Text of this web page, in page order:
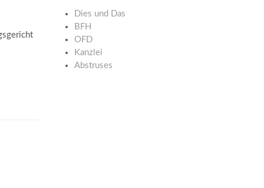
Dies und Das
BFH
OFD
Kanzlei
Abstruses